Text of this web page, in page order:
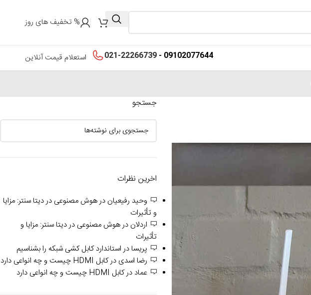
% تخفیف های روز
09102077644 -
021-22266739 استعلام قیمت آنلاین
جستجو
اخرین نظرات
وحید رفیعیان درهوش مصنوعی در دیتا سنتر: مزایا
و تأثیرات
اردلان درهوش مصنوعی در دیتا سنتر: مزایا و
تأثیرات
پریسادراستاندارد کابل کشی شبکه را بشناسیم
رضا اسدی درکابل HDMI چیست و چه انواعی دارد
عماد درکابل HDMI چیست و چه انواعی دارد